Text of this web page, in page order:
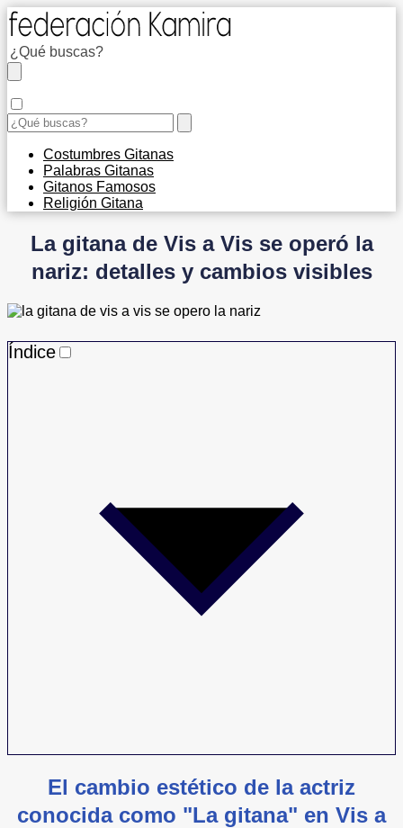
Costumbres Gitanas
Palabras Gitanas
Gitanos Famosos
Religión Gitana
La gitana de Vis a Vis se operó la
nariz: detalles y cambios visibles
Índice
El cambio estético de la actriz
conocida como "La gitana" en Vis a